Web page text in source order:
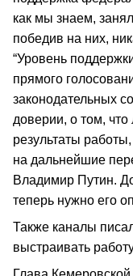
как мы знаем,
победив на них,
“Уровень
прямого
законодательных
доверии, о том,
результаты
на дальнейшие
Владимир Путин.
теперь нужно его
Также каналы
выстраивать